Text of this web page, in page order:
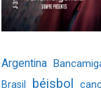
Argentina
Brasil
béisbol